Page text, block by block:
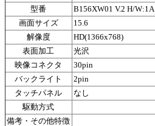
型番
B156XW01 V.2 H/W:1A
画面サイズ
15.6
解像度
HD(1366x768)
表面加工
光沢
映像コネクタ
30pin
バックライト
2pin
タッチパネル
なし
駆動方式
備考・その他特徴